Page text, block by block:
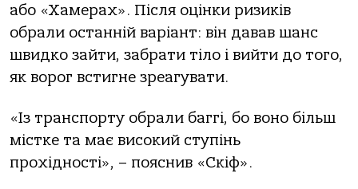
або «Хамерах». Після оцінки ризиків
обрали останній варіант: він давав шанс
швидко зайти, забрати тіло і вийти до того,
як ворог встигне зреагувати.
«Із транспорту обрали баггі, бо воно більш
містке та має високий ступінь
прохідності», – пояснив «Скіф».